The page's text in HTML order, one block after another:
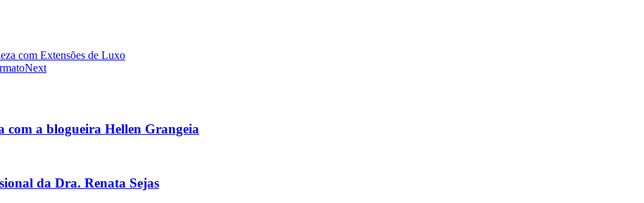
com Extensões de Luxo
Next
com a blogueira Hellen Grangeia
da Dra. Renata Sejas